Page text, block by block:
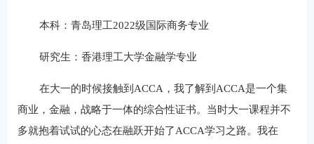
本科：青岛理工2022级国际商务专业
研究生：香港理工大学金融学专业
在大一的时候接触到ACCA，我了解到ACCA是一个集
商业，金融，战略于一体的综合性证书。当时大一课程并不
多就抱着试试的心态在融跃开始了ACCA学习之路。我在